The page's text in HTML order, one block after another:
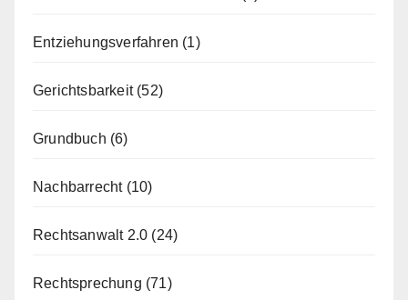
Entziehungsverfahren (1)
Gerichtsbarkeit(52)
Grundbuch (6)
Nachbarrecht(10)
Rechtsanwalt 2.0 (24)
Rechtsprechung (71)